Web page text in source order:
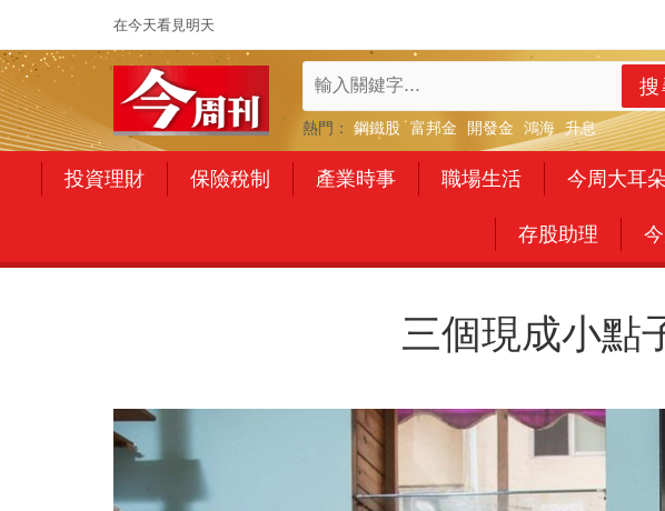
在今天看見明天
搜
熱門： 鋼鐵股 富邦金 開發金 鴻海 升息
投資理財 保險稅制 產業時事 職場生活 今周大耳
存股助理
三個現成小點